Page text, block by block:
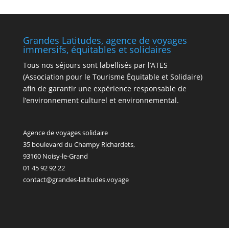
Grandes Latitudes, agence de voyages
immersifs, équitables et solidaires
Tous nos séjours sont labellisés par l’ATES
(Association pour le Tourisme Équitable et Solidaire)
afin de garantir une expérience responsable de
l’environnement culturel et environnemental.
Agence de voyages solidaire
35 boulevard du Champy Richardets,
93160 Noisy-le-Grand
01 45 92 92 22
contact@grandes-latitudes.voyage